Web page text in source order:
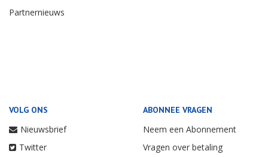
Partnernieuws
VOLG ONS
Nieuwsbrief
Twitter
ABONNEE VRAGEN
Neem een Abonnement
Vragen over betaling